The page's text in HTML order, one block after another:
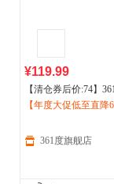
¥119.99
【清仓券后价:74】
026秋季新款微宽松
【年度大促低至直降
361度旗舰店